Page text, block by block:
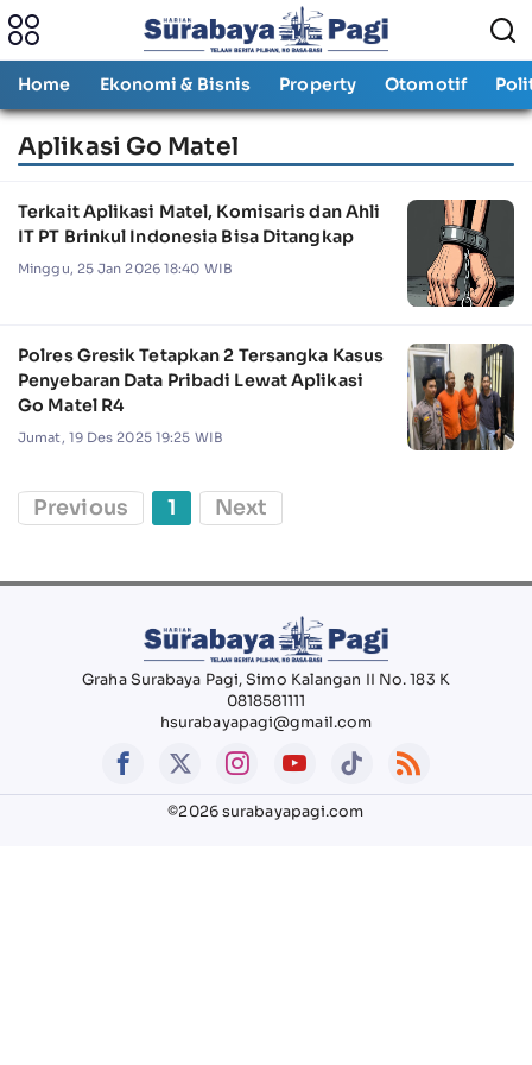
Home Ekonomi & Bisnis Property Otomotif
Aplikasi Go Matel
Terkait Aplikasi Matel, Komisaris dan Ahli
IT PT Brinkul Indonesia Bisa Ditangkap
Minggu, 25 Jan 2026 18:40 WIB
Polres Gresik Tetapkan 2 Tersangka Kasus
Penyebaran Data Pribadi Lewat Aplikasi
Go Matel R4
Jumat, 19 Des 2025 19:25 WIB
Previous 1 Next
Graha Surabaya Pagi, Simo Kalangan II No. 183 K
0818581111
hsurabayapagi@gmail.com
©2026 surabayapagi.com